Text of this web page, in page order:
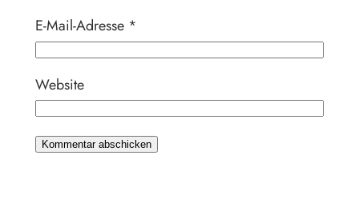
E-Mail-Adresse *
Website